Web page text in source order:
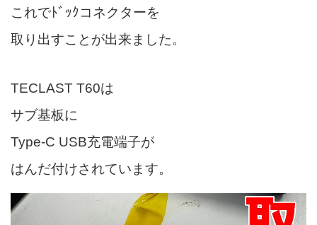
これでﾄﾞｯｸコネクターを
取り出すことが出来ました。
TECLAST T60は
サブ基板に
Type-C USB充電端子が
はんだ付けされています。